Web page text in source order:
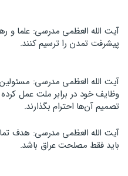
آیت الله العظمی مدرسی: علما و
پیشرفت تمدن را ترسیم کنند.
آیت الله العظمی مدرسی: مسئولین
وظایف خود در برابر ملت عمل کرده
تصمیم آن‌ها احترام بگذارند.
آیت الله العظمی مدرسی: هدف
باید فقط مصلحت عراق باشد.